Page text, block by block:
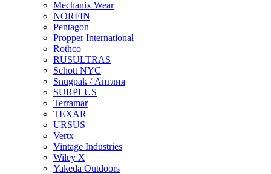
Mechanix Wear
NORFIN
Pentagon
Propper International
Rothco
RUSULTRAS
Schott NYC
Snugpak / Англия
SURPLUS
Terramar
TEXAR
URSUS
Vertx
Vintage Industries
Wiley X
Yakeda Outdoors